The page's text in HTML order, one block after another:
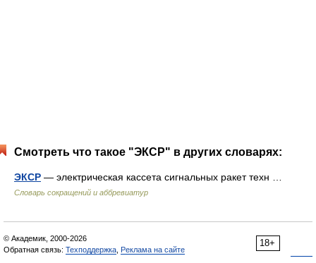
Смотреть что такое "ЭКСР" в других словарях:
ЭКСР — электрическая кассета сигнальных ракет техн …
Словарь сокращений и аббревиатур
18+
© Академик, 2000-2026
Обратная связь: Техподдержка Реклама на сайте